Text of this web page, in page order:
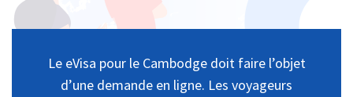
Le eVisa pour le Cambodge doit faire l’objet
d’une demande en ligne. Les voyageurs